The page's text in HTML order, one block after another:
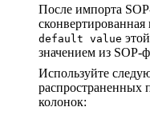
После импорта
default value
значением из SOP-
Используйте
распространенных
колонок: